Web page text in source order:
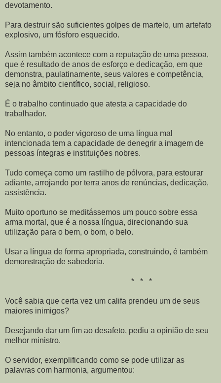
devotamento.
Para destruir são suficientes golpes de martelo, um artefato
explosivo, um fósforo esquecido.
Assim também acontece com a reputação de uma pessoa,
que é resultado de anos de esforço e dedicação, em que
demonstra, paulatinamente, seus valores e competência,
seja no âmbito científico, social, religioso.
É o trabalho continuado que atesta a capacidade do
trabalhador.
No entanto, o poder vigoroso de uma língua mal
intencionada tem a capacidade de denegrir a imagem de
pessoas íntegras e instituições nobres.
Tudo começa como um rastilho de pólvora, para estourar
adiante, arrojando por terra anos de renúncias, dedicação,
assistência.
Muito oportuno se meditássemos um pouco sobre essa
arma mortal, que é a nossa língua, direcionando sua
utilização para o bem, o bom, o belo.
Usar a língua de forma apropriada, construindo, é também
demonstração de sabedoria.
* * *
Você sabia que certa vez um califa prendeu um de seus
maiores inimigos?
Desejando dar um fim ao desafeto, pediu a opinião de seu
melhor ministro.
O servidor, exemplificando como se pode utilizar as
palavras com harmonia, argumentou: